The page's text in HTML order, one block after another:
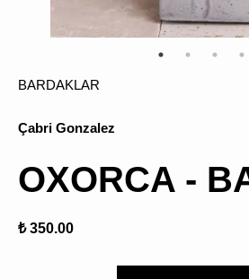
BARDAKLAR
Çabri Gonzalez
OXORCA -
₺ 350.00